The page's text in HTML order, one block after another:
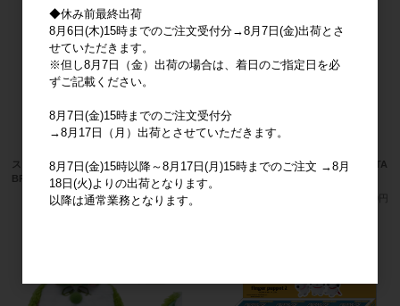
スヌーピー ふわフード ベア マスコット
BR 2026年8月発売
メーカー希望小売価格
2,000円
スヌーピー ふわフード ベア FUWAKUTA
BR 2026年8月発売
2,700円
◆休み前最終出荷
8月6日(木)15時までのご注文受付分→8月7日(金)出荷とさ
せていただきます。
※但し8月7日（金）出荷の場合は、着日のご指定日を必
ずご記載ください。
8月7日(金)15時までのご注文受付分
→8月17日（月）出荷とさせていただきます。
8月7日(金)15時以降～8月17日(月)15時までのご注文 →8月
18日(火)よりの出荷となります。
以降は通常業務となります。